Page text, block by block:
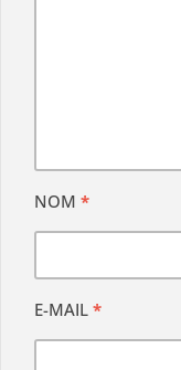
NOM *
E-MAIL *